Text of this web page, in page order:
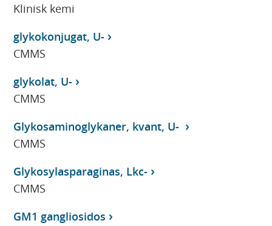
Klinisk kemi
glykokonjugat, U-
CMMS
glykolat, U-
CMMS
Glykosaminoglykaner, kvant, U-
CMMS
Glykosylasparaginas, Lkc-
CMMS
GM1 gangliosidos